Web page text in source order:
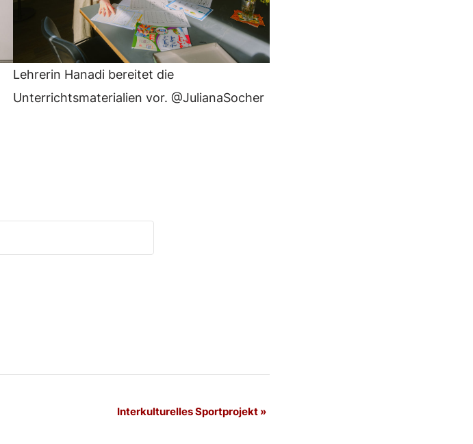
Lehrerin Hanadi bereitet die
Unterrichtsmaterialien vor. @JulianaSocher
Interkulturelles Sportprojekt »